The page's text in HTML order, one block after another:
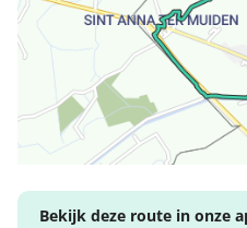
Bekijk deze route in onze